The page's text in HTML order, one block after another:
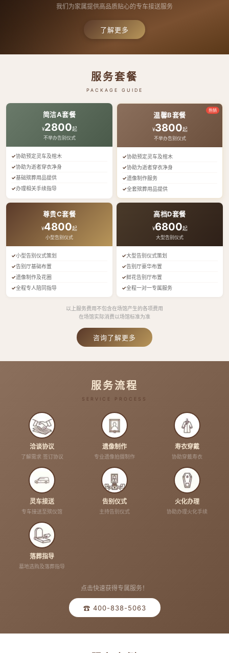
我们为家属提供高品质贴心的专车接送服务
了解更多
服务套餐
PACKAGE GUIDE
简洁A套餐
¥2800起
不举办告别仪式
协助预定灵车及棺木
协助为逝者穿衣净身
基础殡葬用品提供
办理相关手续指导
热销
温馨B套餐
¥3800起
不举办告别仪式
协助预定灵车及棺木
协助为逝者穿衣净身
遗像制作服务
全套殡葬用品提供
尊贵C套餐
¥4800起
小型告别仪式
小型告别仪式策划
告别厅基础布置
遗像制作及花圈
全程专人陪同指导
高档D套餐
¥6800起
大型告别仪式
大型告别仪式策划
告别厅豪华布置
鲜花告别厅布置
全程一对一专属服务
以上服务费用不包含在场馆产生的各项费用
在场馆实际消费以场馆标准为准
咨询了解更多
服务流程
SERVICE PROCESS
洽谈协议
了解需求 签订协议
遗像制作
专业遗像拍摄制作
寿衣穿戴
协助穿戴寿衣
灵车接送
专车接送至殡仪馆
告别仪式
主持告别仪式
火化办理
协助办理火化手续
落葬指导
墓地选购及落葬指导
点击快速获得专属服务！
☎ 400-838-5063